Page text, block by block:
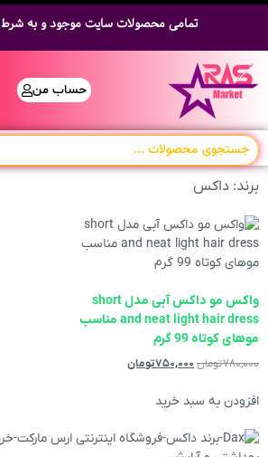
تمامی محصولات سایت موجود و به شرط
حساب من
برند: داکس
واکس مو داکس آبی مدل short
and neat light hair dress مناسب
موهای کوتاه 99 گرم
۷۸۰,۰۰۰تومان ۷۵۰,۰۰۰تومان
افزودن به سبد خرید